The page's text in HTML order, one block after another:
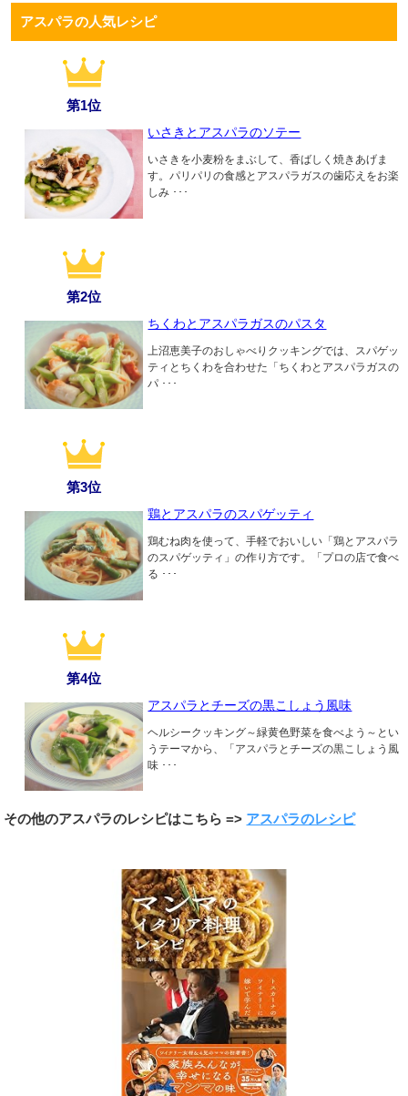
アスパラの人気レシピ
第1位
いさきとアスパラのソテー
いさきを小麦粉をまぶして、香ばしく焼きあげま
す。パリパリの食感とアスパラガスの歯応えをお楽
しみ ･･･
第2位
ちくわとアスパラガスのパスタ
上沼恵美子のおしゃべりクッキングでは、スパゲッ
ティとちくわを合わせた「ちくわとアスパラガスの
パ ･･･
第3位
鶏とアスパラのスパゲッティ
鶏むね肉を使って、手軽でおいしい「鶏とアスパラ
のスパゲッティ」の作り方です。「プロの店で食べ
る ･･･
第4位
アスパラとチーズの黒こしょう風味
ヘルシークッキング～緑黄色野菜を食べよう～とい
うテーマから、「アスパラとチーズの黒こしょう風
味 ･･･
その他のアスパラのレシピはこちら => アスパラのレシピ